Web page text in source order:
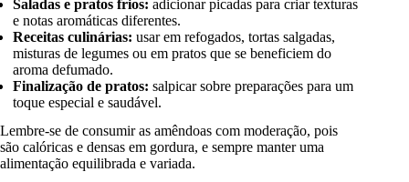
Saladas e pratos frios: adicionar picadas para criar texturas
e notas aromáticas diferentes.
Receitas culinárias: usar em refogados, tortas salgadas,
misturas de legumes ou em pratos que se beneficiem do
aroma defumado.
Finalização de pratos: salpicar sobre preparações para um
toque especial e saudável.
Lembre-se de consumir as amêndoas com moderação, pois
são calóricas e densas em gordura, e sempre manter uma
alimentação equilibrada e variada.